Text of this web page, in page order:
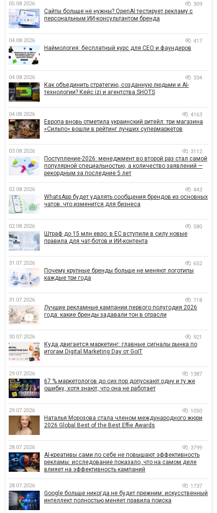
05.08.2026 309
Сайты больше не нужны? OpenAI тестирует рекламу с
персональным ИИ-консультантом бренда
04.08.2026 417
Наймология: бесплатный курс для CEO и фаундеров
04.08.2026 334
Как объединить стратегию, созданную людьми и AI-
технологии? Кейс izi и агентства SHOTS
04.08.2026 4163
Европа вновь отметила украинский ритейл: три магазина
«Сильпо» вошли в рейтинг лучших супермаркетов
03.08.2026 3112
Поступление-2026: менеджмент во второй раз стал самой
популярной специальностью, а количество заявлений —
рекордным за последние 5 лет
02.08.2026 443
WhatsApp будет удалять сообщения брендов из основных
чатов: что изменится для бизнеса
02.08.2026 580
Штраф до 15 млн евро: в ЕС вступили в силу новые
правила для чат-ботов и ИИ-контента
31.07.2026 652
Почему крупные бренды больше не меняют логотипы
каждые три года
31.07.2026 718
Лучшие рекламные кампании первого полугодия 2026
года: какие бренды задавали тон в отрасли
30.07.2026 921
Куда двигается маркетинг: главные сигналы рынка по
итогам Digital Marketing Day от GoIT
29.07.2026 1387
67 % маркетологов до сих пор допускают одну и ту же
ошибку, хотя знают, что она не работает
29.07.2026 1050
Наталья Морозова стала членом международного жюри
2026 Global Best of the Best Effie Awards
28.07.2026 3799
AI-креативы сами по себе не повышают эффективность
рекламы: исследование показало, что на самом деле
влияет на эффективность кампаний
28.07.2026 1737
Google больше никогда не будет прежним: искусственный
интеллект полностью меняет правила поиска